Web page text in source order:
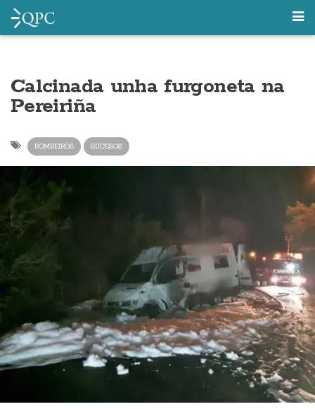
Calcinada unha furgoneta na
Pereiriña
BOMBEIROS SUCESOS